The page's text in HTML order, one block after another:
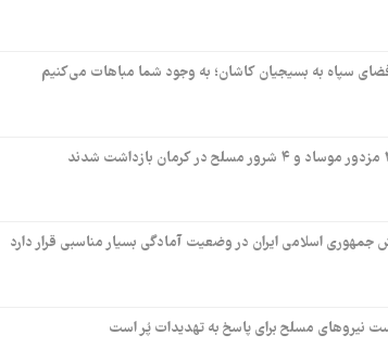
فضای سپاه به بسیجیان کاشان؛ به وجود شما مباهات می‌کنیم
جمهوری اسلامی ایران در وضعیت آمادگی بسیار مناسبی قرار دارد
نیروهای مسلح برای پاسخ به تهدیدات پُر است